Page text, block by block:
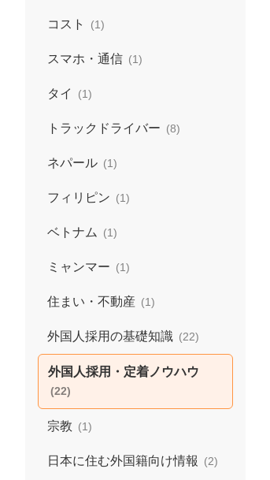
コスト (1)
スマホ・通信 (1)
タイ (1)
トラックドライバー (8)
ネパール (1)
フィリピン (1)
ベトナム (1)
ミャンマー (1)
住まい・不動産 (1)
外国人採用の基礎知識 (22)
外国人採用・定着ノウハウ
(22)
宗教 (1)
日本に住む外国籍向け情報 (2)